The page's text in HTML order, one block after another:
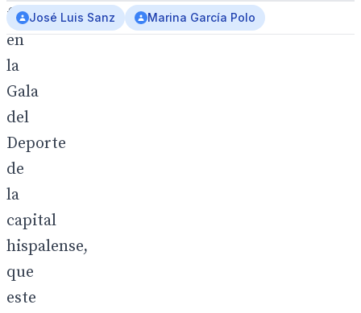
focos
en
la
Gala
del
Deporte
de
la
capital
hispalense,
que
este
José Luis Sanz Marina García Polo